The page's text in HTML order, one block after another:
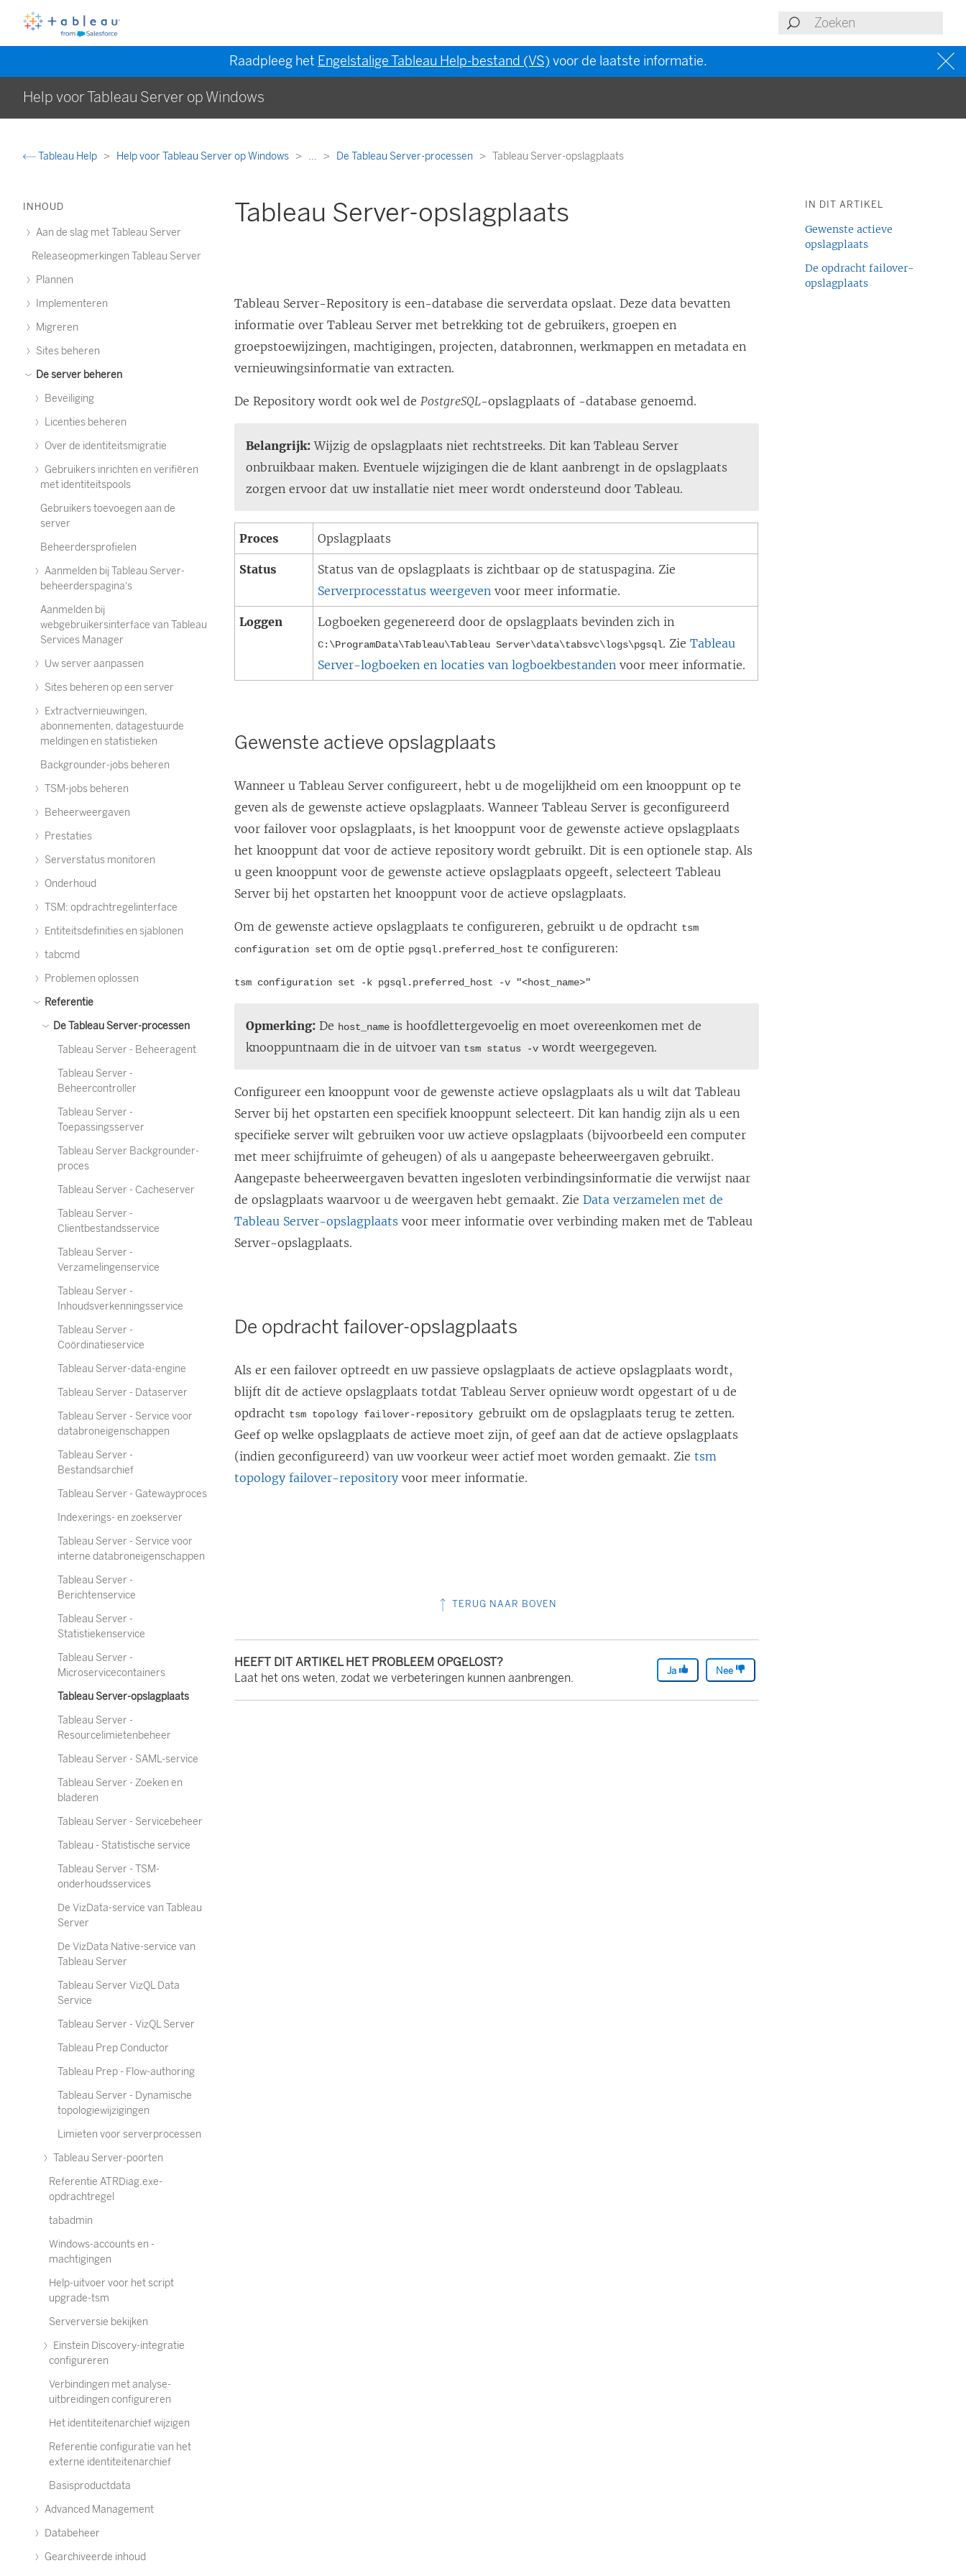
Raadpleeg het Engelstalige Tableau Help-bestand (VS) voor de laatste informatie.
Help voor Tableau Server op Windows
Tableau Help Help voor Tableau Server op Windows ... De Tableau Server-processen Tableau Server-opslagplaats
INHOUD
Aan de slag met Tableau Server
Releaseopmerkingen Tableau Server
Plannen
Implementeren
Migreren
Sites beheren
De server beheren
Beveiliging
Licenties beheren
Over de identiteitsmigratie
Gebruikers inrichten en verifiëren
met identiteitspools
Gebruikers toevoegen aan de
server
Beheerdersprofielen
Aanmelden bij Tableau Server-
beheerderspagina's
Aanmelden bij
webgebruikersinterface van Tableau
Services Manager
Uw server aanpassen
Sites beheren op een server
Extractvernieuwingen,
abonnementen, datagestuurde
meldingen en statistieken
Backgrounder-jobs beheren
TSM-jobs beheren
Beheerweergaven
Prestaties
Serverstatus monitoren
Onderhoud
TSM: opdrachtregelinterface
Entiteitsdefinities en sjablonen
tabcmd
Problemen oplossen
Referentie
De Tableau Server-processen
Tableau Server - Beheeragent
Tableau Server -
Beheercontroller
Tableau Server -
Toepassingsserver
Tableau Server Backgrounder-
proces
Tableau Server - Cacheserver
Tableau Server -
Clientbestandsservice
Tableau Server -
Verzamelingenservice
Tableau Server -
Inhoudsverkenningsservice
Tableau Server -
Coördinatieservice
Tableau Server-data-engine
Tableau Server - Dataserver
Tableau Server - Service voor
databroneigenschappen
Tableau Server -
Bestandsarchief
Tableau Server - Gatewayproces
Indexerings- en zoekserver
Tableau Server - Service voor
interne databroneigenschappen
Tableau Server -
Berichtenservice
Tableau Server -
Statistiekenservice
Tableau Server -
Microservicecontainers
Tableau Server-opslagplaats
Tableau Server -
Resourcelimietenbeheer
Tableau Server - SAML-service
Tableau Server - Zoeken en
bladeren
Tableau Server - Servicebeheer
Tableau - Statistische service
Tableau Server - TSM-
onderhoudsservices
De VizData-service van Tableau
Server
De VizData Native-service van
Tableau Server
Tableau Server VizQL Data
Service
Tableau Server - VizQL Server
Tableau Prep Conductor
Tableau Prep - Flow-authoring
Tableau Server - Dynamische
topologiewijzigingen
Limieten voor serverprocessen
Tableau Server-poorten
Referentie ATRDiag.exe-
opdrachtregel
tabadmin
Windows-accounts en -
machtigingen
Help-uitvoer voor het script
upgrade-tsm
Serverversie bekijken
Einstein Discovery-integratie
configureren
Verbindingen met analyse-
uitbreidingen configureren
Het identiteitenarchief wijzigen
Referentie configuratie van het
externe identiteitenarchief
Basisproductdata
Advanced Management
Databeheer
Gearchiveerde inhoud
Tableau Server-opslagplaats
Tableau Server-Repositoryis een-database die serverdata opslaat. Deze data bevatten
informatie over Tableau Server met betrekking tot de gebruikers, groepen en
groepstoewijzingen, machtigingen, projecten, databronnen, werkmappen en metadata en
vernieuwingsinformatie van extracten.
DeRepositorywordt ook wel dePostgreSQL-opslagplaats of -database genoemd.
Belangrijk: Wijzig de opslagplaats niet rechtstreeks. Dit kan Tableau Server
onbruikbaar maken. Eventuele wijzigingen die de klant aanbrengt in de opslagplaats
zorgen ervoor dat uw installatie niet meer wordt ondersteund door Tableau.
Proces Opslagplaats
Status
Status van de opslagplaats is zichtbaar op de statuspagina. Zie
Serverprocesstatus weergeven voor meer informatie.
Loggen Logboeken gegenereerd door de opslagplaats bevinden zich in
C:\ProgramData\Tableau\Tableau Server\data\tabsvc\logs\pgsql. ZieTableau
Server-logboeken en locaties van logboekbestanden voor meer informatie.
Gewenste actieve opslagplaats
Wanneer u Tableau Server configureert, hebt u de mogelijkheid om een knooppunt op te
geven als de gewenste actieve opslagplaats. Wanneer Tableau Server is geconfigureerd
voor failover voor opslagplaats, is het knooppunt voor de gewenste actieve opslagplaats
het knooppunt dat voor de actieve repository wordt gebruikt. Dit is een optionele stap. Als
u geen knooppunt voor de gewenste actieve opslagplaats opgeeft, selecteert Tableau
Server bij het opstarten het knooppunt voor de actieve opslagplaats.
Om de gewenste actieve opslagplaats te configureren, gebruikt u de opdracht tsm
configuration set om de optie pgsql.preferred_host te configureren:
tsm configuration set -k pgsql.preferred_host -v "<host_name>"
Opmerking: De host_name is hoofdlettergevoelig en moet overeenkomen met de
knooppuntnaam die in de uitvoer van tsm status -v wordt weergegeven.
Configureer een knooppunt voor de gewenste actieve opslagplaats als u wilt dat Tableau
Server bij het opstarten een specifiek knooppunt selecteert. Dit kan handig zijn als u een
specifieke server wilt gebruiken voor uw actieve opslagplaats (bijvoorbeeld een computer
met meer schijfruimte of geheugen) of als u aangepaste beheerweergaven gebruikt.
Aangepaste beheerweergaven bevatten ingesloten verbindingsinformatie die verwijst naar
de opslagplaats waarvoor u de weergaven hebt gemaakt. ZieData verzamelen met de
Tableau Server-opslagplaats voor meer informatie over verbinding maken met de Tableau
Server-opslagplaats.
De opdracht failover-opslagplaats
Als er een failover optreedt en uw passieve opslagplaats de actieve opslagplaats wordt,
blijft dit de actieve opslagplaats totdat Tableau Server opnieuw wordt opgestart of u de
opdracht tsm topology failover-repository gebruikt om de opslagplaats terug te zetten.
Geef op welke opslagplaats de actieve moet zijn, of geef aan dat de actieve opslagplaats
(indien geconfigureerd) van uw voorkeur weer actief moet worden gemaakt. Zietsm
topology failover-repository voor meer informatie.
TERUG NAAR BOVEN
HEEFT DIT ARTIKEL HET PROBLEEM OPGELOST?
Laat het ons weten, zodat we verbeteringen kunnen aanbrengen.
Ja Nee
IN DIT ARTIKEL
Gewenste actieve
opslagplaats
De opdracht failover-
opslagplaats